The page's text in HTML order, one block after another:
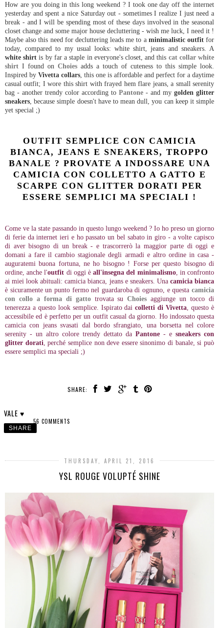
How are you doing in this long weekend ? I took one day off the internet
yesterday and spent a nice Saturday out - sometimes I realize I just need a
break - and I will be spending most of these days involved in the seasonal
closet change and some major house decluttering - wish me luck, I need it !
Maybe also this need for decluttering leads me to a minimalistic outfitfor
today, compared to my usual looks: white shirt, jeans and sneakers. A
white shirt is by far a staple in everyone's closet, and this cat collar white
shirt I found on Choies adds a touch of cuteness to this simple look.
Inspired by Vivetta collars, this one is affordable and perfect for a daytime
casual outfit; I wore this shirt with frayed hem flare jeans, a small serenity
bag - another trendy color according to Pantone - and my golden glitter
sneakers, because simple doesn't have to mean dull, you can keep it simple
yet special ;)
OUTFIT SEMPLICE CON CAMICIA
BIANCA, JEANS E SNEAKERS, TROPPO
BANALE ? PROVATE A INDOSSARE UNA
CAMICIA CON COLLETTO A GATTO E
SCARPE CON GLITTER DORATI PER
ESSERE SEMPLICI MA SPECIALI !
Come ve la state passando in questo lungo weekend ? Io ho preso un giorno
di ferie da internet ieri e ho passato un bel sabato in giro - a volte capisco
di aver bisogno di un break - e trascorrerò la maggior parte di oggi e
domani a fare il cambio stagionale degli armadi e altro ordine in casa -
auguratemi buona fortuna, ne ho bisogno ! Forse per questo bisogno di
ordine, anche l'outfit di oggi èall'insegna del minimalismo, in confronto
ai miei look abituali: camicia bianca, jeans e sneakers. Una camicia bianca
è sicuramente un punto fermo nel guardaroba di ognuno, e questa camicia
con collo a forma di gattotrovata suChoies aggiunge un tocco di
tenerezza a questo look semplice. Ispirato daicolletti di Vivetta, questo è
accessibile ed è perfetto per un outfit casual da giorno. Ho indossato questa
camicia con jeans svasati dal bordo sfrangiato, una borsetta nel colore
serenity - un altro colore trendy dettato da Pantone - e sneakers con
glitter dorati, perché semplice non deve essere sinonimo di banale, si può
essere semplici ma speciali ;)
SHARE:
VALE ♥
56 COMMENTS
SHARE
THURSDAY, APRIL 21, 2016
YSL ROUGE VOLUPTÉ SHINE